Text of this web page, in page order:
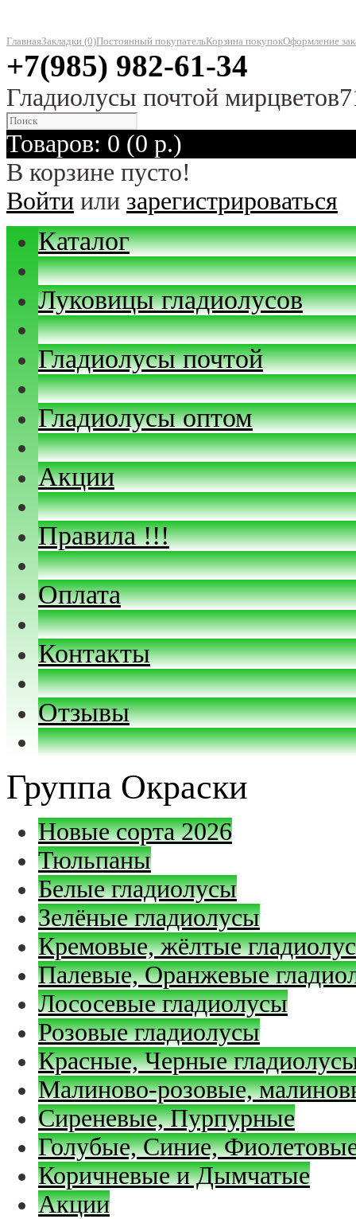
ГлавнаяЗакладки (0)Постоянный покупательКорзина покупокОформление
+7(985) 982-61-34
Гладиолусы почтой
Товаров: 0 (0 р.)
В корзине пусто!
Войти или зарегистрироваться
Каталог
Луковицы гладиолусов
Гладиолусы почтой
Гладиолусы оптом
Акции
Правила !!!
Оплата
Контакты
Отзывы
Группа Окраски
Новые сорта 2026
Тюльпаны
Белые гладиолусы
Зелёные гладиолусы
Кремовые, жёлтые
Палевые, Оранжевые
Лососевые гладиолусы
Розовые гладиолусы
Красные, Черные
Малиново-розовые,
Сиреневые, Пурпурные
Голубые, Синие,
Коричневые и Дымчатые
Акции